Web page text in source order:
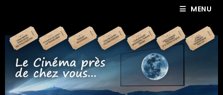
MENU